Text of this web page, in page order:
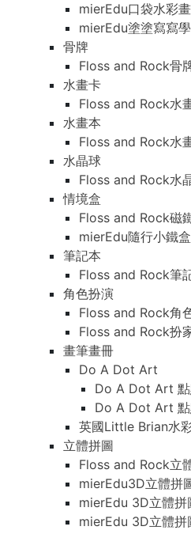
mierEdu口袋水彩
mierEdu塗塗寫寫
骨牌
Floss and Rock骨
水畫卡
Floss and Rock水
水畫本
Floss and Rock水
水晶球
Floss and Rock水
情境盒
Floss and Rock磁
mierEdu隨行小鐵
筆記本
Floss and Rock筆
角色扮演
Floss and Rock角
Floss and Rock扮
畫筆畫冊
Do A Dot Art
Do A Dot Art
Do A Dot Art
英國Little Brian水
立體拼圖
Floss and Rock立
mierEdu3D立體拼
mierEdu 3D立體拼
mierEdu 3D立體拼